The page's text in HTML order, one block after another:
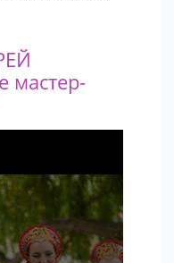
мастер-